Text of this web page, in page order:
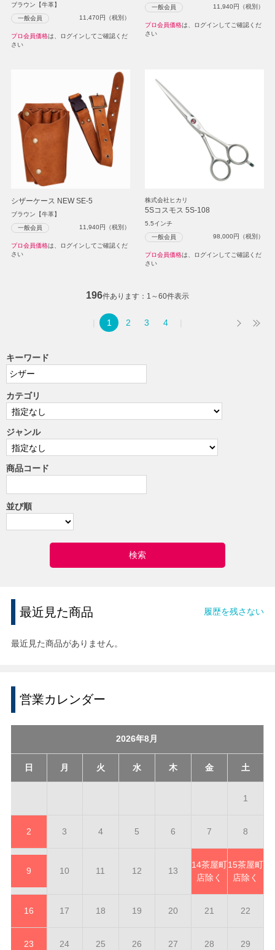
ブラウン【牛革】
一般会員 11,470円（税別）
プロ会員価格は、ログインしてご確認くだ
さい
一般会員 11,940円（税別）
プロ会員価格は、ログインしてご確認くだ
さい
シザーケース NEW SE-5
ブラウン【牛革】
一般会員 11,940円（税別）
プロ会員価格は、ログインしてご確認くだ
さい
株式会社ヒカリ
5Sコスモス 5S-108
5.5インチ
一般会員 98,000円（税別）
プロ会員価格は、ログインしてご確認くだ
さい
196件あります 1～60件表示
1 2 3 4
キーワード
カテゴリ
ジャンル
商品コード
並び順
最近見た商品 履歴を残さない
最近見た商品がありません。
営業カレンダー
2026年8月
日 月 火 水 木 金 土
1
2 3 4 5 6 7 8
9 10 11 12 13
14茶屋町
店除く
15茶屋町
店除く
16 17 18 19 20 21 22
23 24 25 26 27 28 29